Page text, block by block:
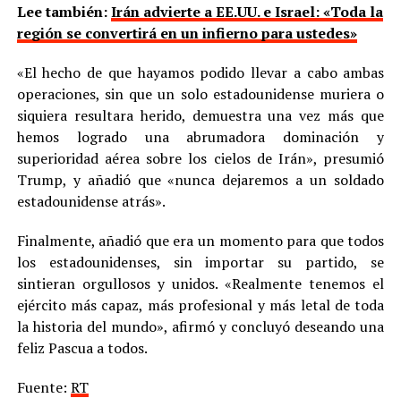
Lee también:Irán advierte a EE.UU. e Israel: «Toda la
región se convertirá en un infierno para ustedes»
«El hecho de que hayamos podido llevar a cabo ambas
operaciones, sin que un solo estadounidense muriera o
siquiera resultara herido, demuestra una vez más que
hemos logrado una abrumadora dominación y
superioridad aérea sobre los cielos de Irán», presumió
Trump, y añadió que «nunca dejaremos a un soldado
estadounidense atrás».
Finalmente, añadió que era un momento para que todos
los estadounidenses, sin importar su partido, se
sintieran orgullosos y unidos. «Realmente tenemos el
ejército más capaz, más profesional y más letal de toda
la historia del mundo», afirmó y concluyó deseando una
feliz Pascua a todos.
Fuente: RT